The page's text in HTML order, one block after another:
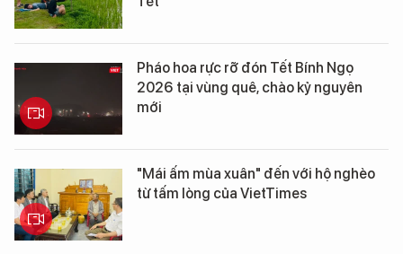
Pháo hoa rực rỡ đón Tết Bính Ngọ
2026 tại vùng quê, chào kỷ nguyên
mới
"Mái ấm mùa xuân" đến với hộ nghèo
từ tấm lòng của VietTimes